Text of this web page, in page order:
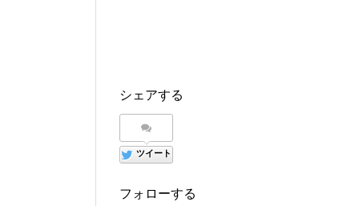
シェアする
ツイート
フォローする